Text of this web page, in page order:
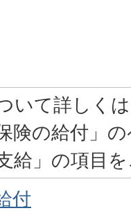
いて詳しく
険の給付」
給」の項目
付